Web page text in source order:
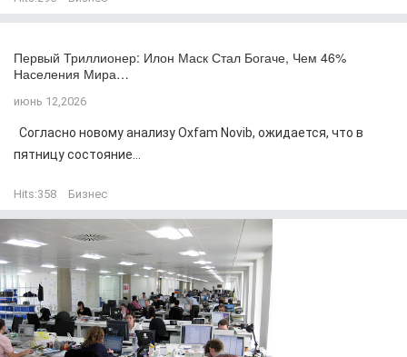
Первый Триллионер: Илон Маск Стал Богаче, Чем 46%
Населения Мира…
июнь 12,2026
Согласно новому анализу Oxfam Novib, ожидается, что в
пятницу состояние...
Hits:358 Бизнес